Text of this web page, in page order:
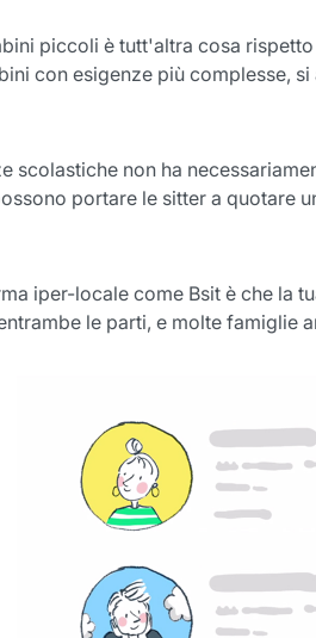
piccoli è tutt'altra cosa
con esigenze più complesse,
scolastiche non ha
portare le sitter a
iper-locale come Bsit è che la
le parti, e molte famiglie